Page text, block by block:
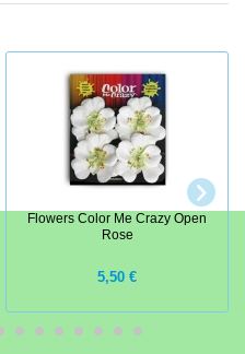
Flowers Color Me Crazy Open
Rose
5,50 €